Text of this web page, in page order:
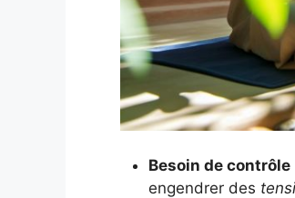
Besoin de contrôle
engendrer des